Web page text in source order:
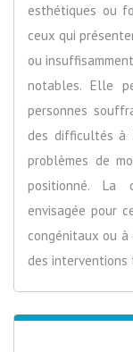
esthétiques ou
ceux qui
ou
notables. Elle
personnes
des difficultés à
problèmes de
positionné. La
envisagée pour
congénitaux ou
des